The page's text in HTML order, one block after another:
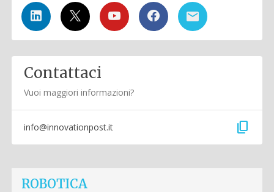
Contattaci
Vuoi maggiori informazioni?
info@innovationpost.it content_copy
ROBOTICA